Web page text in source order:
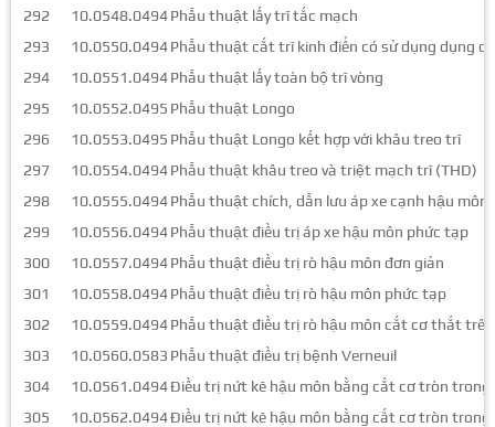
292
10.0548.0494Phẫu thuật lấy trĩ tắc mạch
293
10.0550.0494Phẫu thuật cắt trĩ kinh điển có sử dụng dụng
294
10.0551.0494Phẫu thuật lấy toàn bộ trĩ vòng
295
10.0552.0495 Phẫu thuật Longo
296
10.0553.0495 Phẫu thuật Longo kết hợp với khâu treo trĩ
297
10.0554.0494Phẫu thuật khâu treo và triệt mạch trĩ (THD)
298
10.0555.0494Phẫu thuật chích, dẫn lưu áp xe cạnh hậu môn
299
10.0556.0494Phẫu thuật điều trị áp xe hậu môn phức tạp
300
10.0557.0494Phẫu thuật điều trị rò hậu môn đơn giản
301
10.0558.0494Phẫu thuật điều trị rò hậu môn phức tạp
302
10.0559.0494Phẫu thuật điều trị rò hậu môn cắt cơ thắt
303
10.0560.0583 Phẫu thuật điều trị bệnh Verneuil
304
10.0561.0494Điều trị nứt kẽ hậu môn bằng cắt cơ tròn trong
305
10.0562.0494Điều trị nứt kẽ hậu môn bằng cắt cơ tròn trong